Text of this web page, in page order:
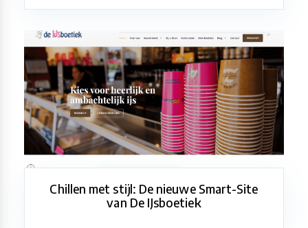
Chillen met stijl: De nieuwe Smart-Site
van De IJsboetiek